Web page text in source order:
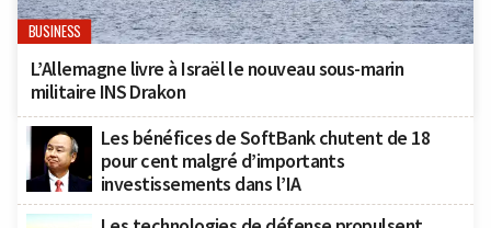
BUSINESS
L’Allemagne livre à Israël le nouveau sous-marin
militaire INS Drakon
Les bénéfices de SoftBank chutent de 18
pour cent malgré d’importants
investissements dans l’IA